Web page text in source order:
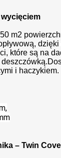
m2
które są na
i haczykiem.
– Twin